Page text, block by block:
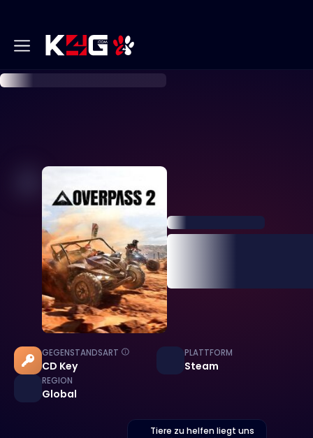
GEGENSTANDSART
CD Key
PLATTFORM
Steam
REGION
Global
Tiere zu helfen liegt uns